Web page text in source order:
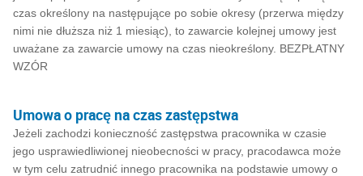
czas określony na następujące po sobie okresy (przerwa między
nimi nie dłuższa niż 1 miesiąc), to zawarcie kolejnej umowy jest
uważane za zawarcie umowy na czas nieokreślony. BEZPŁATNY
WZÓR
Umowa o pracę na czas zastępstwa
Jeżeli zachodzi konieczność zastępstwa pracownika w czasie
jego usprawiedliwionej nieobecności w pracy, pracodawca może
w tym celu zatrudnić innego pracownika na podstawie umowy o